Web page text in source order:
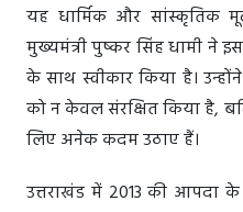
यह धार्मिक और सांस्कृतिक
मुख्यमंत्री पुष्कर सिंह धामी ने
के साथ स्वीकार किया है।
को न केवल संरक्षित किया है,
लिए अनेक कदम उठाए हैं।
उत्तराखंड में 2013 की आपदा के